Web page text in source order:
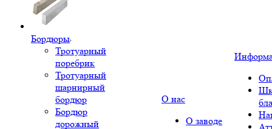
Бордюры
Тротуарный
поребрик
Тротуарный
шарнирный
бордюр
Бордюр
дорожный
О нас
О заводе